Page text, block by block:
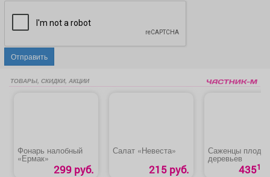
Отправить
ТОВАРЫ, СКИДКИ, АКЦИИ
Фонарь налобный
«Ермак»
299 руб.
Салат «Невеста»
215 руб.
Саженцы
деревьев
43510